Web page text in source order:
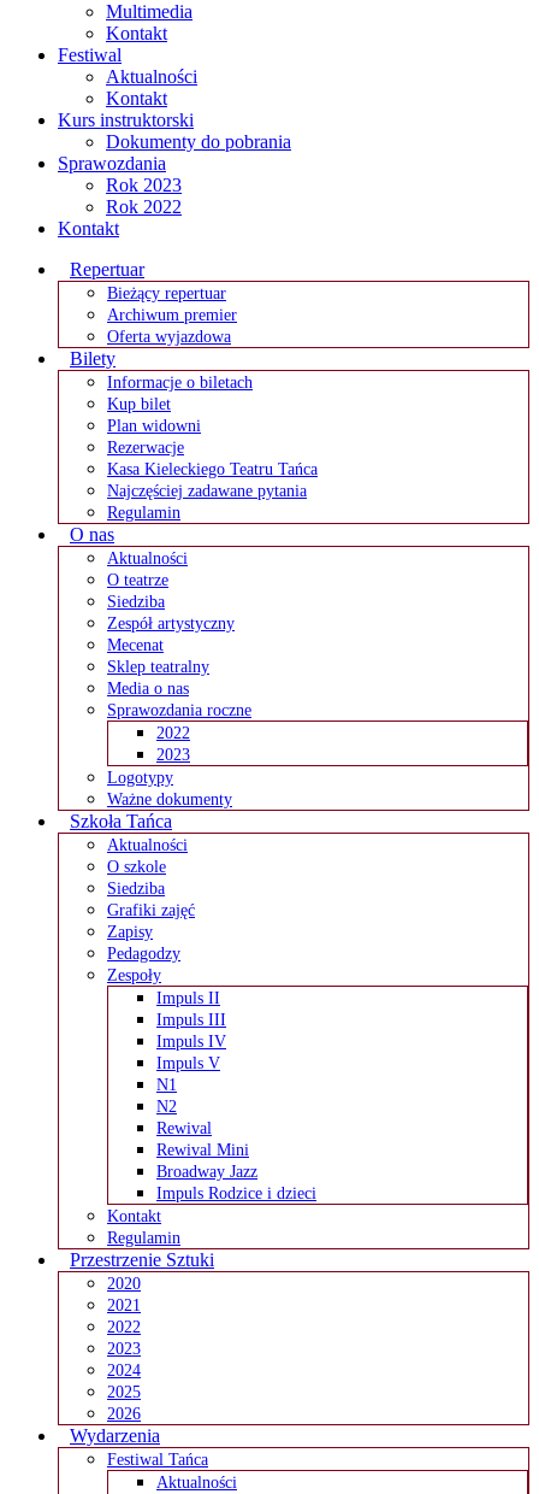
Multimedia
Kontakt
Festiwal
Aktualności
Kontakt
Kurs instruktorski
Dokumenty do pobrania
Sprawozdania
Rok 2023
Rok 2022
Kontakt
Repertuar
Bieżący repertuar
Archiwum premier
Oferta wyjazdowa
Bilety
Informacje o biletach
Kup bilet
Plan widowni
Rezerwacje
Kasa Kieleckiego Teatru Tańca
Najczęściej zadawane pytania
Regulamin
O nas
Aktualności
O teatrze
Siedziba
Zespół artystyczny
Mecenat
Sklep teatralny
Media o nas
Sprawozdania roczne
2022
2023
Logotypy
Ważne dokumenty
Szkoła Tańca
Aktualności
O szkole
Siedziba
Grafiki zajęć
Zapisy
Pedagodzy
Zespoły
Impuls II
Impuls III
Impuls IV
Impuls V
N1
N2
Rewival
Rewival Mini
Broadway Jazz
Impuls Rodzice i dzieci
Kontakt
Regulamin
Przestrzenie Sztuki
2020
2021
2022
2023
2024
2025
2026
Wydarzenia
Festiwal Tańca
Aktualności